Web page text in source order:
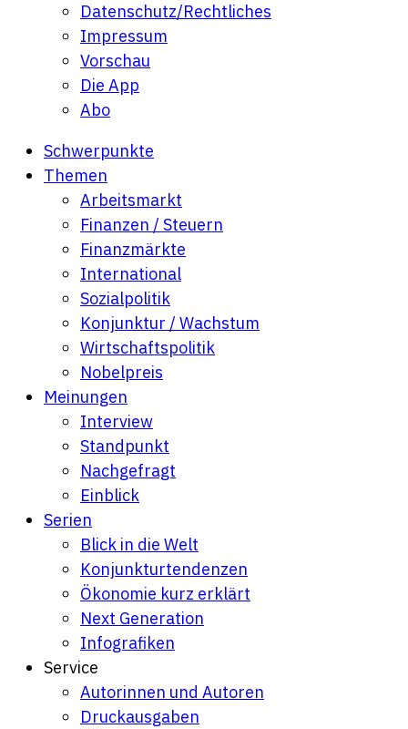
Datenschutz/Rechtliches
Impressum
Vorschau
Die App
Abo
Schwerpunkte
Themen
Arbeitsmarkt
Finanzen / Steuern
Finanzmärkte
International
Sozialpolitik
Konjunktur / Wachstum
Wirtschaftspolitik
Nobelpreis
Meinungen
Interview
Standpunkt
Nachgefragt
Einblick
Serien
Blick in die Welt
Konjunkturtendenzen
Ökonomie kurz erklärt
Next Generation
Infografiken
Service
Autorinnen und Autoren
Druckausgaben